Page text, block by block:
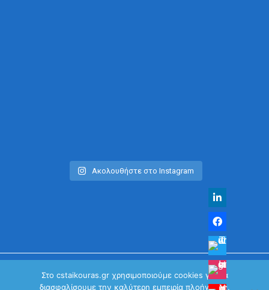
Ακολουθήστε στο Instagram
© Χρήστος Σταϊκούρας | All Rights Reserved 2026
Στο cstaikouras.gr χρησιμοποιούμε cookies για να
διασφαλίσουμε την καλύτερη εμπειρία πλοήγησης.